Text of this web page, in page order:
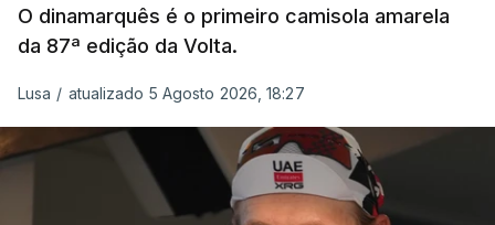
O dinamarquês é o primeiro camisola amarela
da 87ª edição da Volta.
Lusa / atualizado 5 Agosto 2026, 18:27